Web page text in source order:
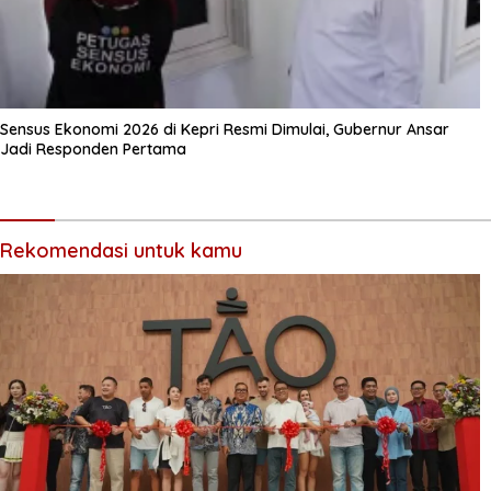
Sensus Ekonomi 2026 di Kepri Resmi Dimulai, Gubernur Ansar
Jadi Responden Pertama
Rekomendasi untuk kamu